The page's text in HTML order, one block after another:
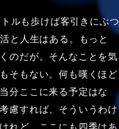
ルも歩けば客引きにぶつ
と人生はある。もっと
のだが。そんなことを気
そもない。何も嘆くほど
分ここに来る予定はな
慮すれば、そういうわけ
れど。ここにも四季はあ